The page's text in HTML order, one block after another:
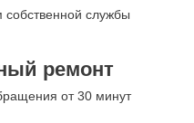
собственной службы
ремонт
от 30 минут